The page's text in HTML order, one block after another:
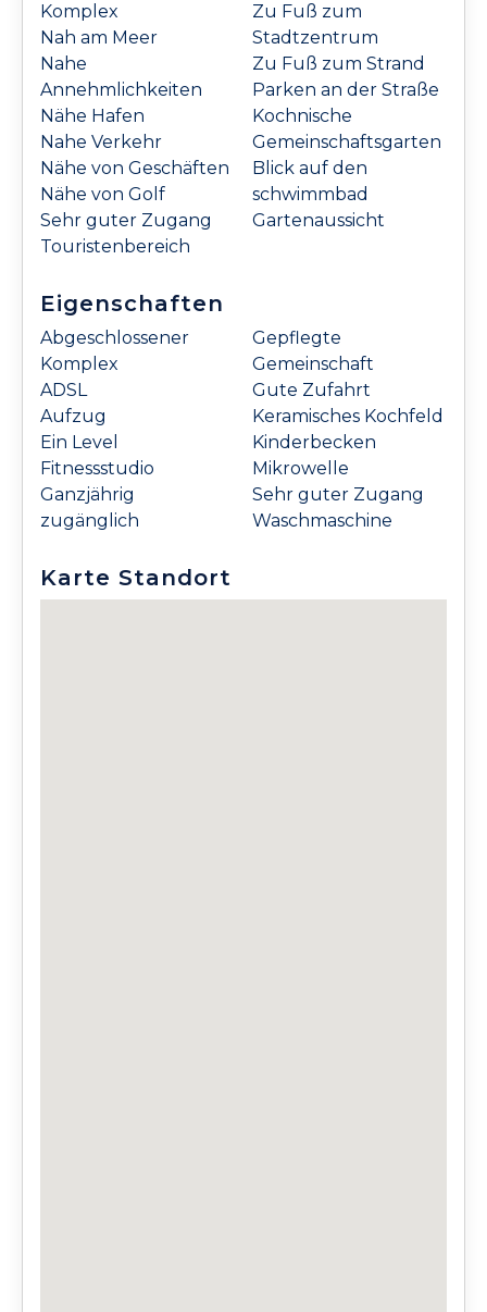
Komplex
Nah am Meer
Nahe
Annehmlichkeiten
Nähe Hafen
Nahe Verkehr
Nähe von Geschäften
Nähe von Golf
Sehr guter Zugang
Touristenbereich
Zu Fuß zum
Stadtzentrum
Zu Fuß zum Strand
Parken an der Straße
Kochnische
Gemeinschaftsgarten
Blick auf den
schwimmbad
Gartenaussicht
Eigenschaften
Abgeschlossener
Komplex
ADSL
Aufzug
Ein Level
Fitnessstudio
Ganzjährig
zugänglich
Gepflegte
Gemeinschaft
Gute Zufahrt
Keramisches Kochfeld
Kinderbecken
Mikrowelle
Sehr guter Zugang
Waschmaschine
Karte Standort